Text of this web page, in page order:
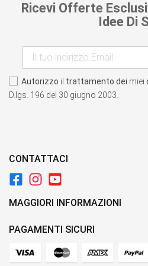
Ricevi Offerte
Idee Di
Autorizzo il trattamento dei miei
D.lgs. 196 del 30 giugno 2003.
CONTATTACI
MAGGIORI INFORMAZIONI
PAGAMENTI SICURI